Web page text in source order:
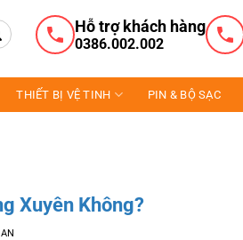
Hỗ trợ khách hàng
0386.002.002
THIẾT BỊ VỆ TINH PIN & BỘ SẠC
Xuyên Không?